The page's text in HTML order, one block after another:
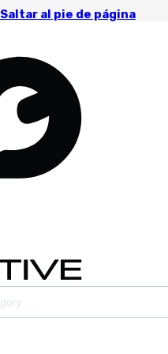
Saltar al pie de página